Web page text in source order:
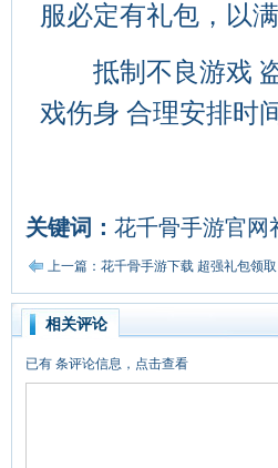
服必定有礼包，以
抵制不良游戏 盗
戏伤身 合理安排时
关键词： 花千骨手游官网
上一篇：花千骨手游下载 超强礼包领取
相关评论
已有 条评论信息，点击查看